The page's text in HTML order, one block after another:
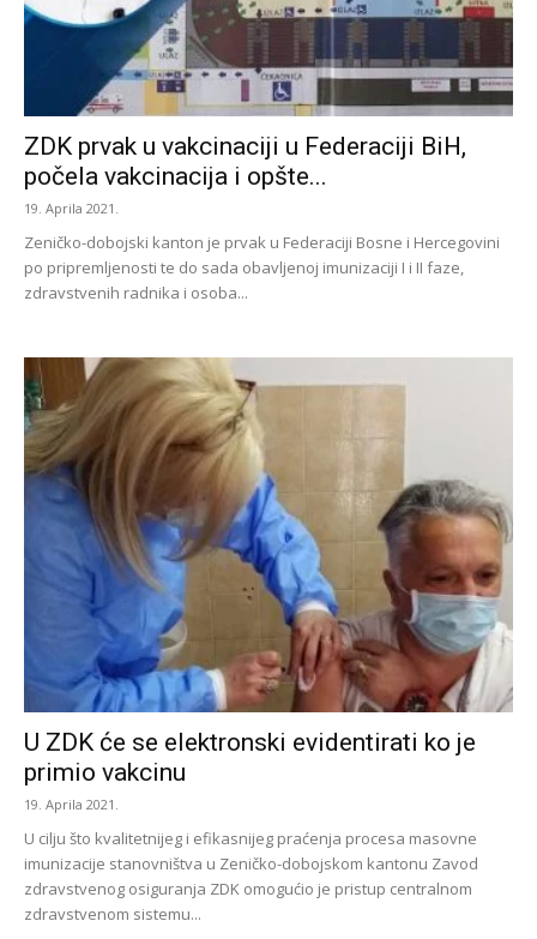
ZDK prvak u vakcinaciji u Federaciji BiH,
počela vakcinacija i opšte...
19. Aprila 2021.
Zeničko-dobojski kanton je prvak u Federaciji Bosne i Hercegovini
po pripremljenosti te do sada obavljenoj imunizaciji I i II faze,
zdravstvenih radnika i osoba...
U ZDK će se elektronski evidentirati ko je
primio vakcinu
19. Aprila 2021.
U cilju što kvalitetnijeg i efikasnijeg praćenja procesa masovne
imunizacije stanovništva u Zeničko-dobojskom kantonu Zavod
zdravstvenog osiguranja ZDK omogućio je pristup centralnom
zdravstvenom sistemu...